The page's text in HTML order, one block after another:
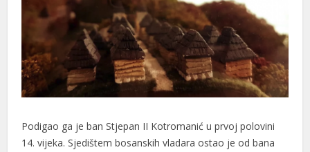
Podigao ga je ban Stjepan II Kotromanić u prvoj polovini
14. vijeka. Sjedištem bosanskih vladara ostao je od bana